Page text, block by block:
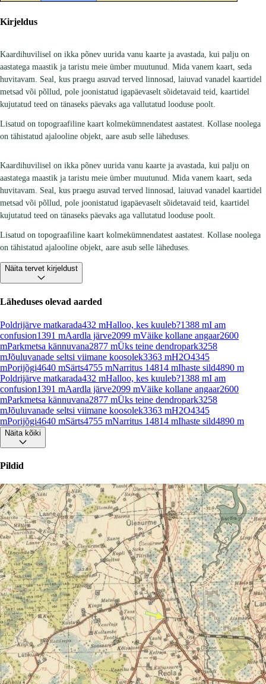
Kirjeldus
Kaardihuvilisel on ikka põnev uurida vanu kaarte ja avastada, kui palju on
aastatega maastik ja taristu meie ümber muutunud. Mida vanem kaart, seda
huvitavam. Seal, kus praegu asuvad terved linnosad, laiuvad vanadel kaartidel
metsad või põllud, pole joonistatud igapäevaselt sõidetavaid teid, kaartidel
kujutatud teed on tänaseks päevaks aga vallutatud looduse poolt.
Lisatud on topograafiline kaart kolmekümnendatest aastatest. Kollase noolega
on tähistatud ajalooline objekt, aare asub selle läheduses.
Kaardihuvilisel on ikka põnev uurida vanu kaarte ja avastada, kui palju on
aastatega maastik ja taristu meie ümber muutunud. Mida vanem kaart, seda
huvitavam. Seal, kus praegu asuvad terved linnosad, laiuvad vanadel kaartidel
metsad või põllud, pole joonistatud igapäevaselt sõidetavaid teid, kaartidel
kujutatud teed on tänaseks päevaks aga vallutatud looduse poolt.
Lisatud on topograafiline kaart kolmekümnendatest aastatest. Kollase noolega
on tähistatud ajalooline objekt, aare asub selle läheduses.
Näita tervet kirjeldust
Läheduses olevad aarded
Poldrijärve matkarada432 mHalloo, kes kuuleb?1388 mI am
confusion1391 mAardla järve2099 mVäike kollane angaar2600
mParkmetsa kännuvana2877 mÜks teine dendropark3258
mJõuluvanade seltsi viimane koosolek3363 mH2O4345
mPorijõgi4640 mSärts4755 mNarritus 14814 mIhaste sild4890 m
Poldrijärve matkarada432 mHalloo, kes kuuleb?1388 mI am
confusion1391 mAardla järve2099 mVäike kollane angaar2600
mParkmetsa kännuvana2877 mÜks teine dendropark3258
mJõuluvanade seltsi viimane koosolek3363 mH2O4345
mPorijõgi4640 mSärts4755 mNarritus 14814 mIhaste sild4890 m
Näita kõiki
Pildid